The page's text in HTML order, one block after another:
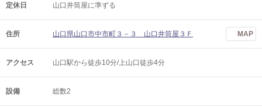
定休日 山口井筒屋に準ずる
住所 山口県山口市中市町３－３ 山口井筒屋３Ｆ MAP
アクセス 山口駅から徒歩10分/上山口徒歩4分
設備 総数2